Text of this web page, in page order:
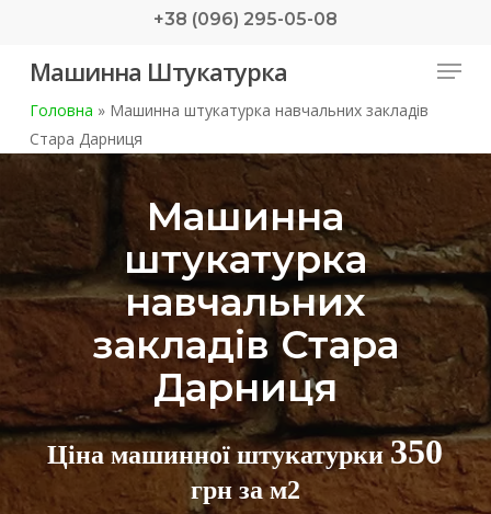
main
+38 (096) 295-05-08
Машинна Штукатурка Menu
Головна »Машинна штукатурка навчальних закладів
Стара Дарниця
Машинна
штукатурка
навчальних
закладів Стара
Дарниця
Ціна машинної штукатурки350
грн за м2